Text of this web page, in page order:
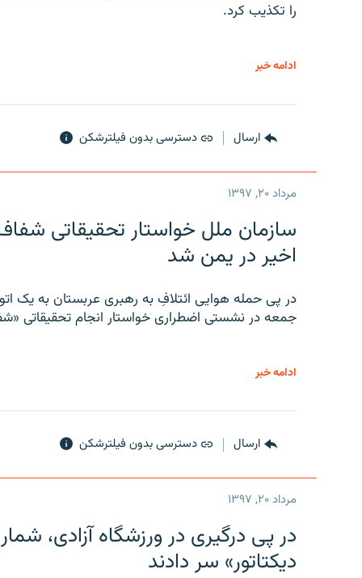
را تکذیب کرد.
ادامه خبر
ارسال دسترسی بدون فیلترشکن
مرداد ۲۰, ۱۳۹۷
سازمان ملل خواستار تحقیقاتی
اخیر در یمن شد
در پی حمله هوایی ائتلافِ به رهبری عربستان به یک
جمعه در نشستی اضطراری خواستار انجام تحقیقاتی
ادامه خبر
ارسال دسترسی بدون فیلترشکن
مرداد ۲۰, ۱۳۹۷
در پی درگیری در ورزشگاه آزادی،
دیکتاتور» سر دادند